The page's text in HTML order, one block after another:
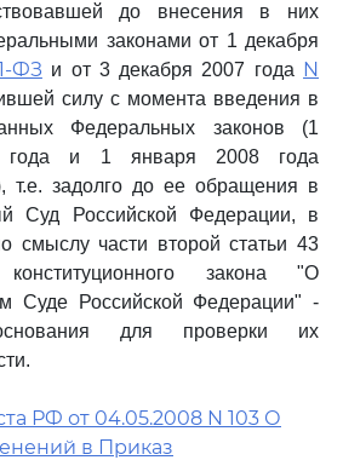
до внесения в них
законами от 1 декабря
ФЗ и от 3 декабря 2007 года N
силу с момента введения в
Федеральных законов (1
года и 1 января 2008 года
т.е. задолго до ее обращения в
Суд Российской Федерации, в
смыслу части второй статьи 43
конституционного закона "О
Суде Российской Федерации" -
для проверки их
РФ от 04.05.2008 N 103 О
в Приказ